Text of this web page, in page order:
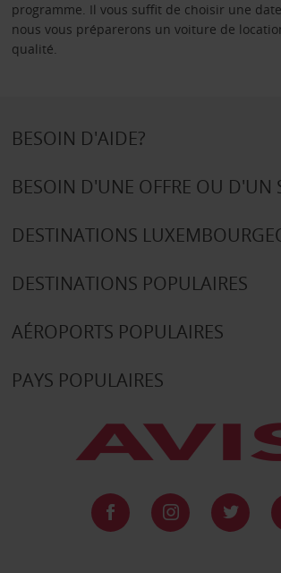
programme. Il vous suffit de choisir une
nous vous préparerons un voiture de
qualité.
BESOIN D'AIDE?
BESOIN D'UNE OFFRE OU D'UN
DESTINATIONS
DESTINATIONS POPULAIRES
AÉROPORTS POPULAIRES
PAYS POPULAIRES